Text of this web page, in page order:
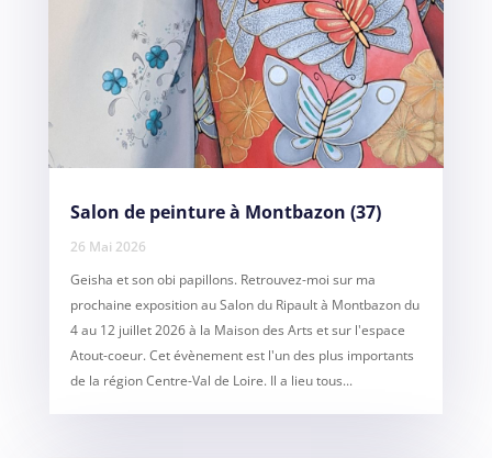
Salon de peinture à Montbazon (37)
26 Mai 2026
Geisha et son obi papillons. Retrouvez-moi sur ma
prochaine exposition au Salon du Ripault à Montbazon du
4 au 12 juillet 2026 à la Maison des Arts et sur l'espace
Atout-coeur. Cet évènement est l'un des plus importants
de la région Centre-Val de Loire. Il a lieu tous...